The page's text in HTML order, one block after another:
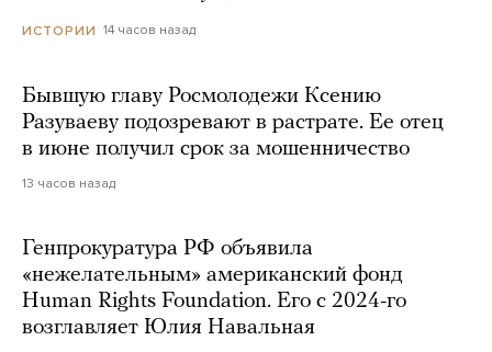
ИСТОРИИ 14 часов назад
Бывшую главу Росмолодежи Ксению
Разуваеву подозревают в растрате. Ее отец
в июне получил срок за мошенничество
13 часов назад
Генпрокуратура РФ объявила
«нежелательным» американский фонд
Human Rights Foundation. Его с 2024-го
возглавляет Юлия Навальная